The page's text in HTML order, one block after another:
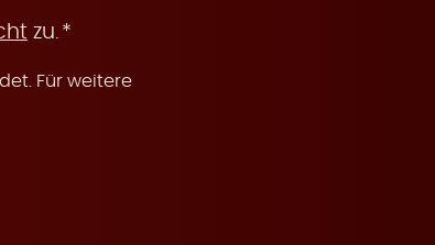
zu.
Für weitere